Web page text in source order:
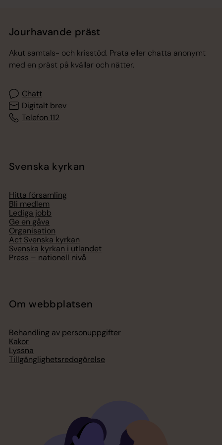
Jourhavande präst
Akut samtals- och krisstöd. Prata eller chatta anonymt
med en präst på kvällar och nätter.
Chatt
Digitalt brev
Telefon 112
Svenska kyrkan
Hitta församling
Bli medlem
Lediga jobb
Ge en gåva
Organisation
Act Svenska kyrkan
Svenska kyrkan i utlandet
Press – nationell nivå
Om webbplatsen
Behandling av personuppgifter
Kakor
Lyssna
Tillgänglighetsredogörelse